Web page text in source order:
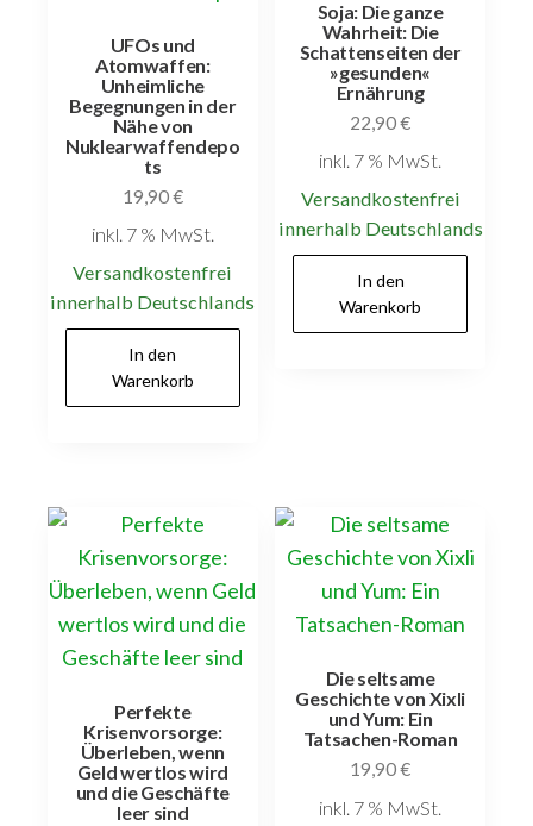
UFOs und
Atomwaffen:
Unheimliche
Begegnungen in der
Nähe von
Nuklearwaffendepo
ts
19,90€
inkl. 7 % MwSt.
Versandkostenfrei
innerhalb Deutschlands
In den
Warenkorb
Soja: Die ganze
Wahrheit: Die
Schattenseiten der
»gesunden«
Ernährung
22,90€
inkl. 7 % MwSt.
Versandkostenfrei
innerhalb Deutschlands
In den
Warenkorb
Perfekte
Krisenvorsorge:
Überleben, wenn
Geld wertlos wird
und die Geschäfte
leer sind
Die seltsame
Geschichte von Xixli
und Yum: Ein
Tatsachen-Roman
19,90€
inkl. 7 % MwSt.